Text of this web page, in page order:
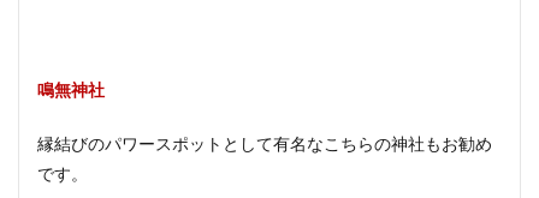
鳴無神社
縁結びのパワースポットとして有名なこちらの神社もお勧め
です。